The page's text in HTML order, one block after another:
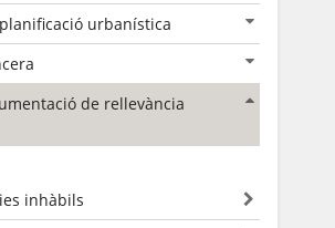
urbanística
de rellevància
inhàbils